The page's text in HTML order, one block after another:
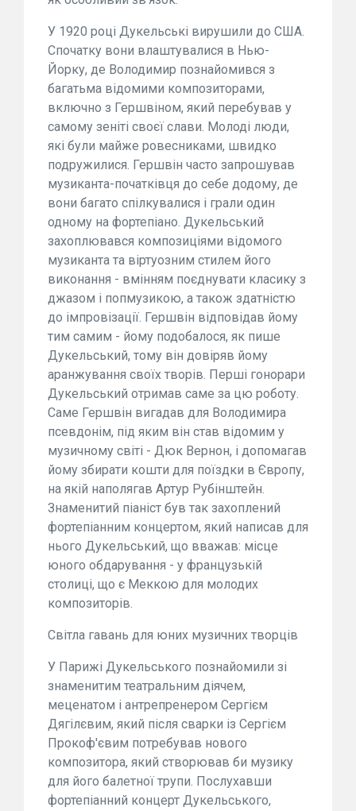
У 1920 році Дукельські вирушили до США.
Спочатку вони влаштувалися в Нью-
Йорку, де Володимир познайомився з
багатьма відомими композиторами,
включно з Гершвіном, який перебував у
самому зеніті своєї слави. Молоді люди,
які були майже ровесниками, швидко
подружилися. Гершвін часто запрошував
музиканта-початківця до себе додому, де
вони багато спілкувалися і грали один
одному на фортепіано. Дукельський
захоплювався композиціями відомого
музиканта та віртуозним стилем його
виконання - вмінням поєднувати класику з
джазом і попмузикою, а також здатністю
до імпровізації. Гершвін відповідав йому
тим самим - йому подобалося, як пише
Дукельський, тому він довіряв йому
аранжування своїх творів. Перші гонорари
Дукельський отримав саме за цю роботу.
Саме Гершвін вигадав для Володимира
псевдонім, під яким він став відомим у
музичному світі - Дюк Вернон, і допомагав
йому збирати кошти для поїздки в Європу,
на якій наполягав Артур Рубінштейн.
Знаменитий піаніст був так захоплений
фортепіанним концертом, який написав для
нього Дукельський, що вважав: місце
юного обдарування - у французькій
столиці, що є Меккою для молодих
композиторів.
Світла гавань для юних музичних творців
У Парижі Дукельського познайомили зі
знаменитим театральним діячем,
меценатом і антрепренером Сергієм
Дягілєвим, який після сварки із Сергієм
Прокоф'євим потребував нового
композитора, який створював би музику
для його балетної трупи. Послухавши
фортепіанний концерт Дукельського,